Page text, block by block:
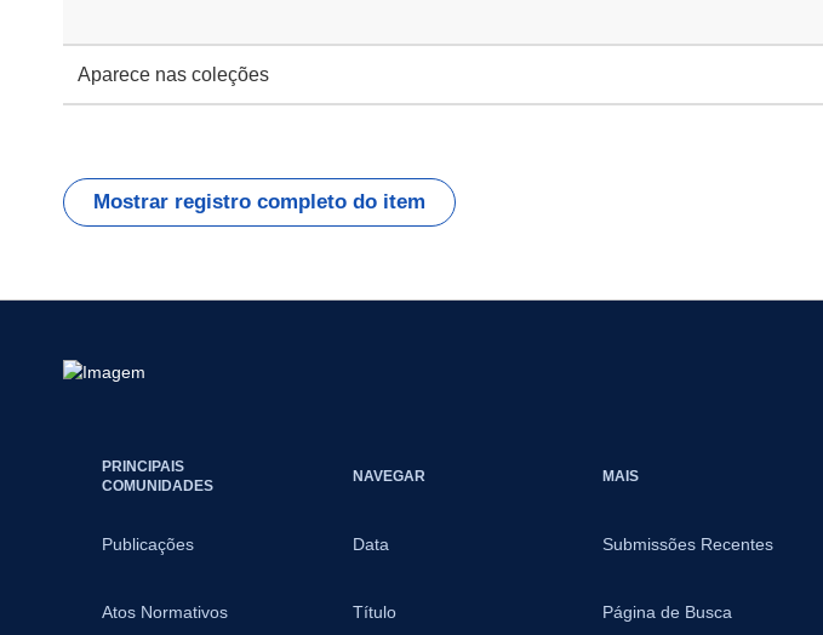
Aparece nas coleções
Mostrar registro completo do item
PRINCIPAIS
COMUNIDADES
Publicações
Atos Normativos
NAVEGAR
Data
Título
MAIS
Submissões Recentes
Página de Busca